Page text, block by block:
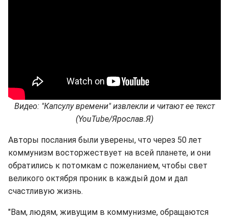
Видео: "Капсулу времени" извлекли и читают ее текст
(YouTube/Ярослав.Я)
Авторы послания были уверены, что через 50 лет
коммунизм восторжествует на всей планете, и они
обратились к потомкам с пожеланием, чтобы свет
великого октября проник в каждый дом и дал
счастливую жизнь.
"Вам, людям, живущим в коммунизме, обращаются